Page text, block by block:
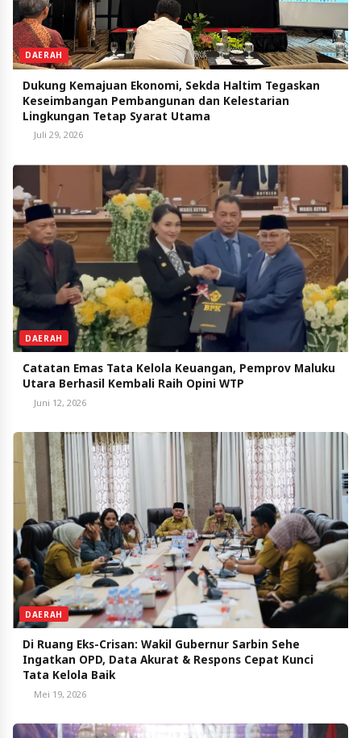
DAERAH
Dukung Kemajuan Ekonomi, Sekda Haltim Tegaskan
Keseimbangan Pembangunan dan Kelestarian
Lingkungan Tetap Syarat Utama
Juli 29, 2026
DAERAH
Catatan Emas Tata Kelola Keuangan, Pemprov Maluku
Juni 12, 2026
DAERAH
Di Ruang Eks-Crisan: Wakil Gubernur Sarbin Sehe
Ingatkan OPD, Data Akurat & Respons Cepat Kunci
Tata Kelola Baik
Mei 19, 2026